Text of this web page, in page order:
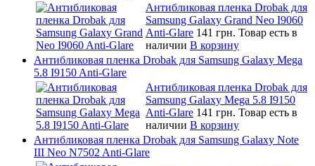
Антибликовая пленка Drobak для
Samsung Galaxy Grand Neo I9060
Anti-Glare 141 грн. Товар есть в
наличии В корзину
Антибликовая пленка Drobak для Samsung Galaxy Mega
5.8 I9150 Anti-Glare
Антибликовая пленка Drobak для
Samsung Galaxy Mega 5.8 I9150
Anti-Glare 141 грн. Товар есть в
наличии В корзину
Антибликовая пленка Drobak для Samsung Galaxy Note
III Neo N7502 Anti-Glare